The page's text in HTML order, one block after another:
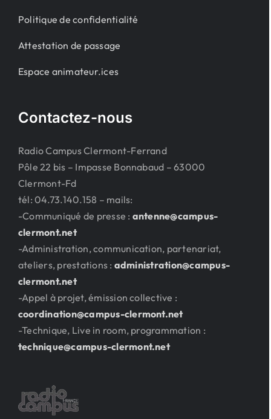
Politique de confidentialité
Attestation de passage
Espace animateur.ices
Contactez-nous
Radio Campus Clermont-Ferrand
Pôle 22 bis – Impasse Bonnabaud – 63000
Clermont-Fd
tél: 04.73.140.158 – mails:
-Communiqué de presse : antenne@campus-
clermont.net
-Administration, communication, partenariat,
ateliers, prestations : administration@campus-
clermont.net
-Appel à projet, émission collective :
coordination@campus-clermont.net
-Technique, Live in room, programmation :
technique@campus-clermont.net